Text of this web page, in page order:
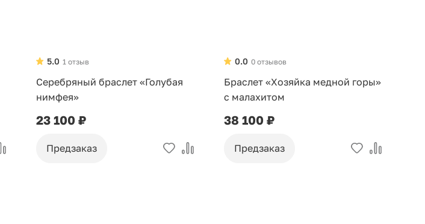
1 отзыв
5.0
Серебряный браслет «Голубая
нимфея»
23 100 ₽
Предзаказ
0 отзывов
0.0
Браслет «Хозяйка медной горы»
с малахитом
38 100 ₽
Предзаказ